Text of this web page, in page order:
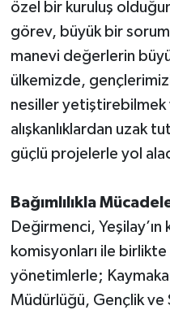
özel bir kuruluş
görev, büyük bir
manevi değerlerin
ülkemizde,
nesiller yetiştirebilmek
alışkanlıklardan uzak
güçlü projelerle yol
Bağımlılıkla
Değirmenci, Yeşilay’ın
komisyonları ile
yönetimlerle;
Müdürlüğü, Gençlik ve